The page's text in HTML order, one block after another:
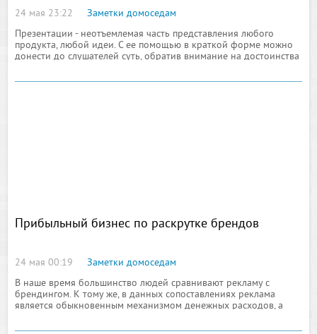
24 мая 23:22
Заметки домоседам
Презентации - неотъемлемая часть представления любого
продукта, любой идеи. С ее помощью в краткой форме можно
донести до слушателей суть, обратив внимание на достоинства
Прибыльный бизнес по раскрутке брендов
24 мая 00:19
Заметки домоседам
В наше время большинство людей сравнивают рекламу с
брендингом. К тому же, в данных сопоставлениях реклама
является обыкновенным механизмом денежных расходов, а